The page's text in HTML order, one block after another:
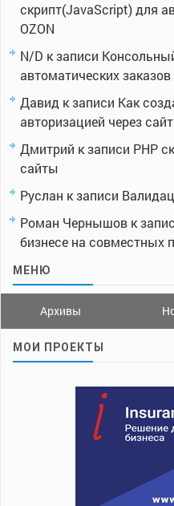
скрипт(JavaScript) для
OZON
N/D к записи
автоматических заказов
Давид к записи Как
авторизацией через сайт
Дмитрий к записи PHP
сайты
Руслан к записи
Роман Чернышов к
бизнесе на совместных
МЕНЮ
Архивы
МОИ ПРОЕКТЫ